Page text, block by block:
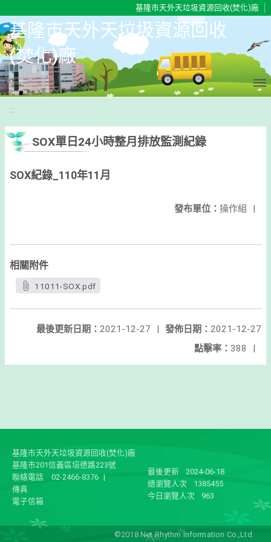
基隆市天外天垃圾資源回收(焚化)廠
基隆市天外天垃圾資源回收
(焚化)廠
:::
SOX單日24小時整月排放監測紀錄
SOX紀錄_110年11月
發布單位： 操作組 |
相關附件
11011-SOX.pdf
發佈日期： 2021-12-27
最後更新日期： 2021-12-27
|
點擊率： 388 |
基隆市天外天垃圾資源回收(焚化)廠
基隆市201信義區培德路223號
聯絡電話
02-2466-8376 |
傳真
電子信箱
最後更新
2024-06-18
總瀏覽人次
1385455
今日瀏覽人次
963
©2018 Net Rhythm Information Co.,Ltd.